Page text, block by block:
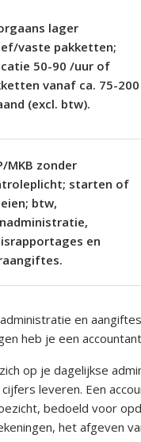
lager
vaste pakketten;
50-90 /uur of
vanaf ca. 75-200
(excl. btw).
MKB zonder
starten of
btw,
en
en
heb je een
op je dagelijkse
leveren. Een
bedoeld voor
het afgeven